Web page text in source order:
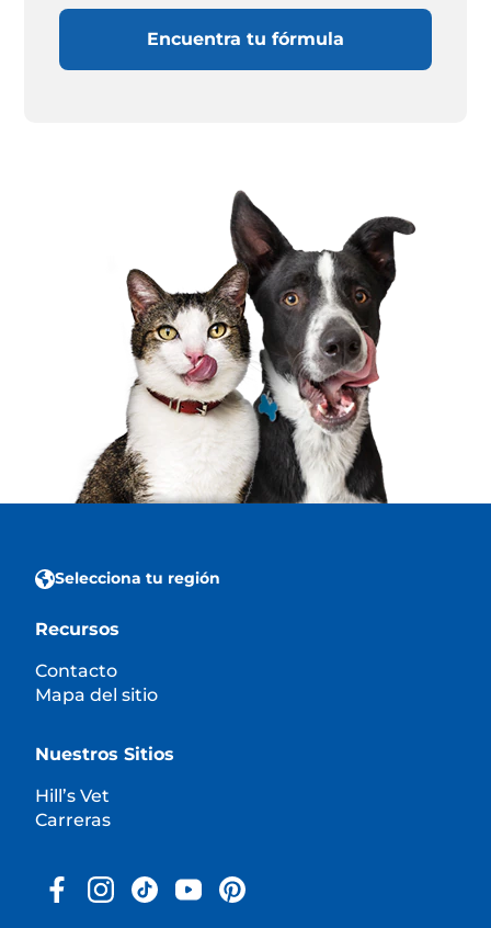
Encuentra tu fórmula
Selecciona tu región
Recursos
Contacto
Mapa del sitio
Nuestros Sitios
Hill’s Vet
Carreras